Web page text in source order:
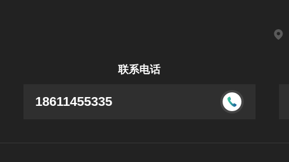
联系电话
18611455335